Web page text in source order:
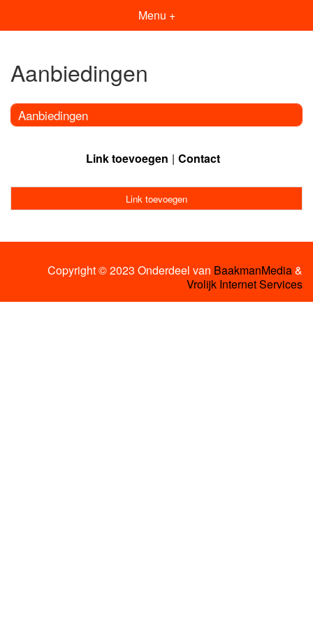
Menu +
Aanbiedingen
Aanbiedingen
Link toevoegen Contact
Link toevoegen
Copyright © 2023 Onderdeel van BaakmanMedia&
Vrolijk Internet Services